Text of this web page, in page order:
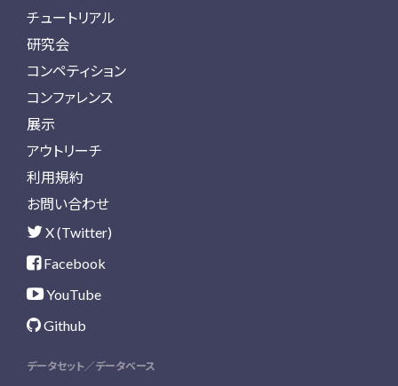
チュートリアル
研究会
コンペティション
コンファレンス
展示
アウトリーチ
利用規約
お問い合わせ
X (Twitter)
Facebook
YouTube
Github
データセット／データベース